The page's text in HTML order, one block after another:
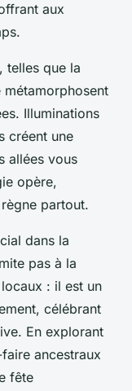
aux
telles que la
métamorphosent
Illuminations
créent une
allées vous
opère,
partout.
dans la
pas à la
: il est un
célébrant
En explorant
ancestraux
fête